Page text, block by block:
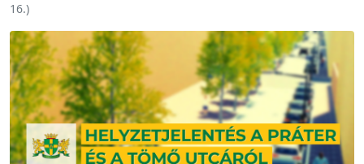
16.)